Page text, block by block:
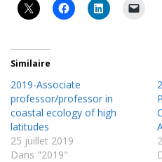
Similaire
2019-Associate
professor/professor in
coastal ecology of high
latitudes
25 juillet 2019
Dans "2019"